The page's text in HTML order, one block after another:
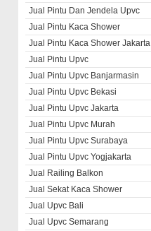
Jual Pintu Dan Jendela Upvc
Jual Pintu Kaca Shower
Jual Pintu Kaca Shower Jakarta
Jual Pintu Upvc
Jual Pintu Upvc Banjarmasin
Jual Pintu Upvc Bekasi
Jual Pintu Upvc Jakarta
Jual Pintu Upvc Murah
Jual Pintu Upvc Surabaya
Jual Pintu Upvc Yogjakarta
Jual Railing Balkon
Jual Sekat Kaca Shower
Jual Upvc Bali
Jual Upvc Semarang